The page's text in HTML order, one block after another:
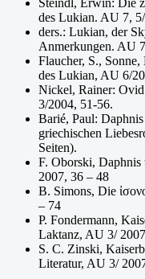
des Lukian. AU 7,
ders.: Lukian, der
Anmerkungen. AU
Flaucher, S.,
des Lukian, AU 6/
Nickel, Rainer:
3/2004, 51-56.
Barié, Paul:
griechischen
Seiten).
F. Oborski, Daphnis
2007, 36 – 48
B. Simons, Die
– 74
P. Fondermann,
Laktanz, AU 3/
S. C. Zinski,
Literatur, AU 3/